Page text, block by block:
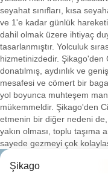
seyahat sınıfları, kısa
ve 1'e kadar günlük
dahil olmak üzere ihtiyaç
tasarlanmıştır. Yolculuk
hizmetinizdedir.
donatılmış, aydınlık ve
mesafesi ve cömert bir
yol boyunca muhteşem
mükemmeldir. Şikago'den
etmenin bir diğer nedeni
yakın olması, toplu taşıma
sayede gezmeyi çok
Şikago